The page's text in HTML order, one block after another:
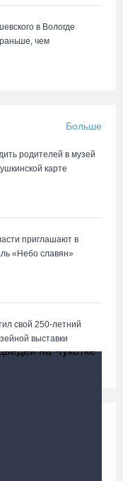
в Вологде
чем
Больше
родителей в музей
карте
приглашают в
«Небо славян»
свой 250-летний
выставки